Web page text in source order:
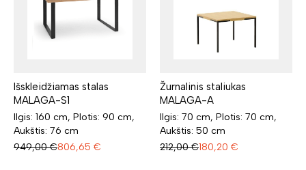
Išskleidžiamas stalas
MALAGA-S1
Ilgis: 160 cm, Plotis: 90 cm,
Aukštis: 76 cm
949,00 €806,65 €
Žurnalinis staliukas
MALAGA-A
Ilgis: 70 cm, Plotis: 70 cm,
Aukštis: 50 cm
212,00 €180,20 €